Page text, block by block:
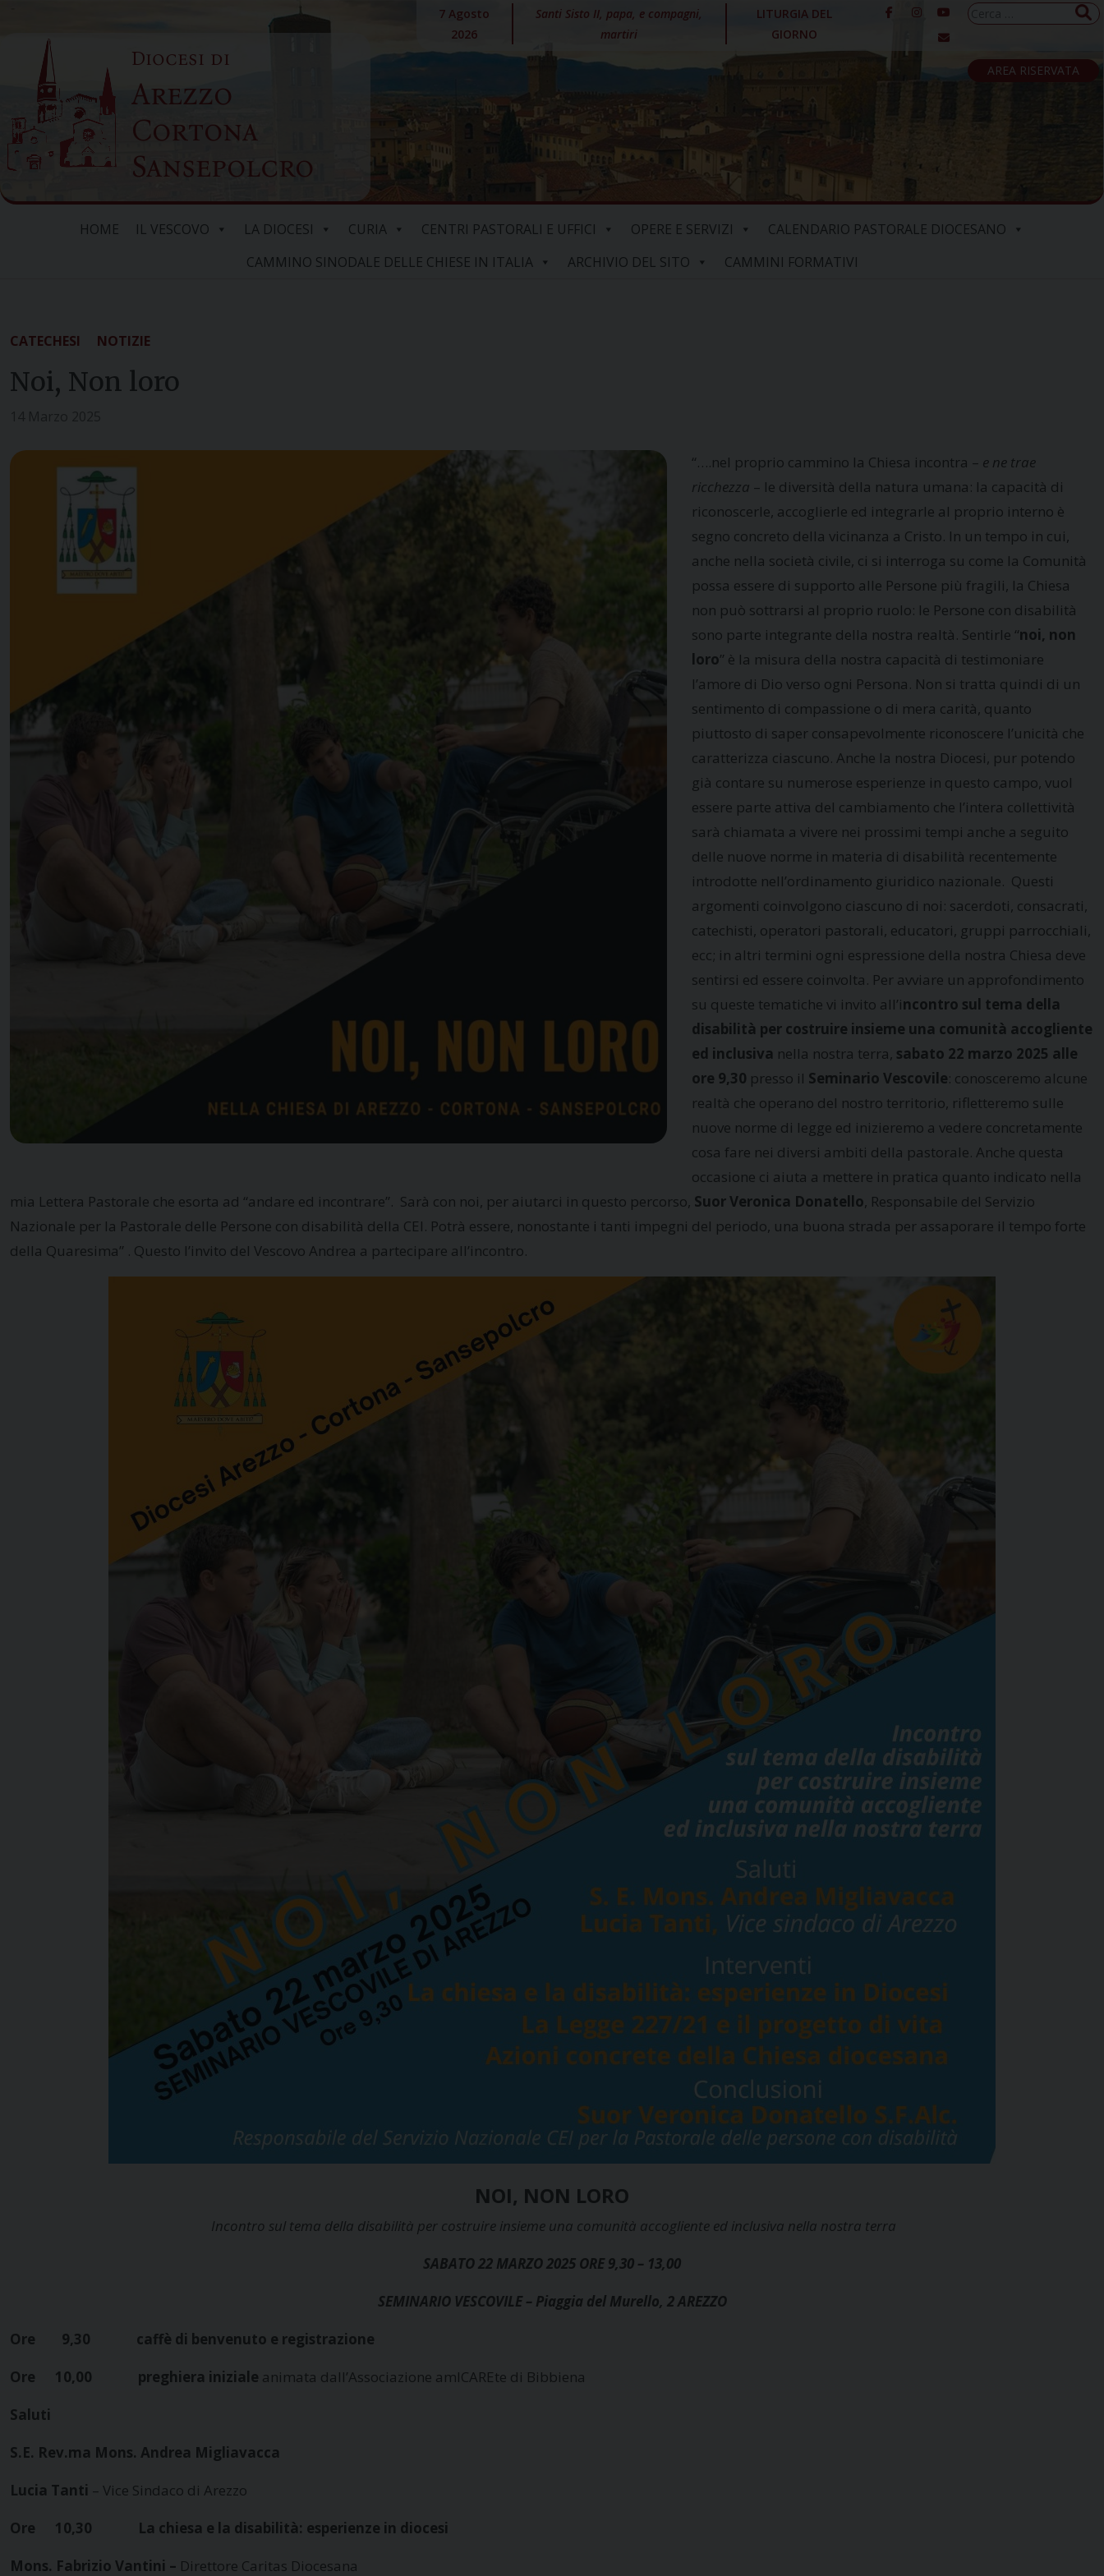
content
Diocesi di
Arezzo
Cortona
Sansepolcro
7 Agosto
2026
Santi Sisto II, papa, e compagni,
martiri
LITURGIA DEL
GIORNO
Ricerca
AREA RISERVATA
HOME IL VESCOVO LA DIOCESI CURIA CENTRI PASTORALI E UFFICI OPERE E SERVIZI
CALENDARIO PASTORALE DIOCESANO
CAMMINO SINODALE DELLE CHIESE IN ITALIA
ARCHIVIO DEL SITO CAMMINI FORMATIVI
CATECHESI NOTIZIE
Noi, Non loro
“….nel proprio cammino la Chiesa incontra – e ne trae
ricchezza – le diversità della natura umana: la capacità di
riconoscerle, accoglierle ed integrarle al proprio interno è
segno concreto della vicinanza a Cristo. In un tempo in cui,
anche nella società civile, ci si interroga su come la Comunità
possa essere di supporto alle Persone più fragili, la Chiesa
non può sottrarsi al proprio ruolo: le Persone con disabilità
sono parte integrante della nostra realtà. Sentirle “noi, non
loro” è la misura della nostra capacità di testimoniare
l’amore di Dio verso ogni Persona. Non si tratta quindi di un
sentimento di compassione o di mera carità, quanto
piuttosto di saper consapevolmente riconoscere l’unicità che
caratterizza ciascuno. Anche la nostra Diocesi, pur potendo
già contare su numerose esperienze in questo campo, vuol
essere parte attiva del cambiamento che l’intera collettività
sarà chiamata a vivere nei prossimi tempi anche a seguito
delle nuove norme in materia di disabilità recentemente
introdotte nell’ordinamento giuridico nazionale. Questi
argomenti coinvolgono ciascuno di noi: sacerdoti, consacrati,
catechisti, operatori pastorali, educatori, gruppi parrocchiali,
ecc; in altri termini ogni espressione della nostra Chiesa deve
sentirsi ed essere coinvolta. Per avviare un approfondimento
su queste tematiche vi invito all’incontro sul tema della
disabilità per costruire insieme una comunità accogliente
ed inclusiva nella nostra terra, sabato 22 marzo 2025 alle
ore 9,30 presso il Seminario Vescovile: conosceremo alcune
realtà che operano del nostro territorio, rifletteremo sulle
nuove norme di legge ed inizieremo a vedere concretamente
cosa fare nei diversi ambiti della pastorale. Anche questa
occasione ci aiuta a mettere in pratica quanto indicato nella
mia Lettera Pastorale che esorta ad “andare ed incontrare”. Sarà con noi, per aiutarci in questo percorso, Suor Veronica Donatello, Responsabile del Servizio
Nazionale per la Pastorale delle Persone con disabilità della CEI. Potrà essere, nonostante i tanti impegni del periodo, una buona strada per assaporare il tempo forte
della Quaresima” . Questo l’invito del Vescovo Andrea a partecipare all’incontro.
NOI, NON LORO
Incontro sul tema della disabilità per costruire insieme una comunità accogliente ed inclusiva nella nostra terra
SABATO 22 MARZO 2025 ORE 9,30 – 13,00
SEMINARIO VESCOVILE – Piaggia del Murello, 2 AREZZO
Ore 9,30 caffè di benvenuto e registrazione
Ore 10,00 preghiera iniziale animata dall’Associazione amICAREte di Bibbiena
Saluti
S.E. Rev.ma Mons. Andrea Migliavacca
Lucia Tanti – Vice Sindaco di Arezzo
Ore 10,30 La chiesa e la disabilità: esperienze in diocesi
Mons. Fabrizio Vantini – Direttore Caritas Diocesana